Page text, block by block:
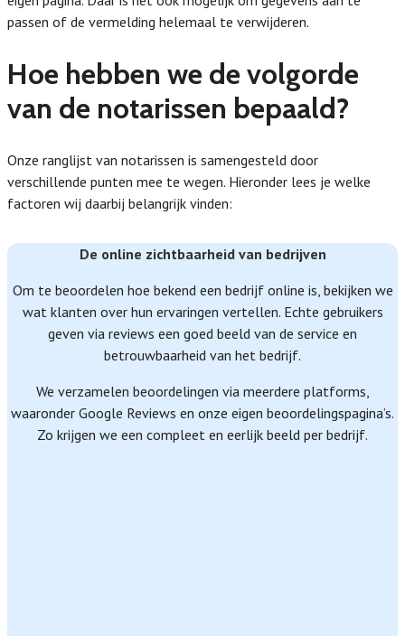
passen of de vermelding helemaal te verwijderen.
Hoe hebben we de volgorde
van de notarissen bepaald?
Onze ranglijst van notarissen is samengesteld door
verschillende punten mee te wegen. Hieronder lees je welke
factoren wij daarbij belangrijk vinden:
De online zichtbaarheid van bedrijven
Om te beoordelen hoe bekend een bedrijf online is, bekijken we
wat klanten over hun ervaringen vertellen. Echte gebruikers
geven via reviews een goed beeld van de service en
betrouwbaarheid van het bedrijf.
We verzamelen beoordelingen via meerdere platforms,
waaronder Google Reviews en onze eigen beoordelingspagina’s.
Zo krijgen we een compleet en eerlijk beeld per bedrijf.